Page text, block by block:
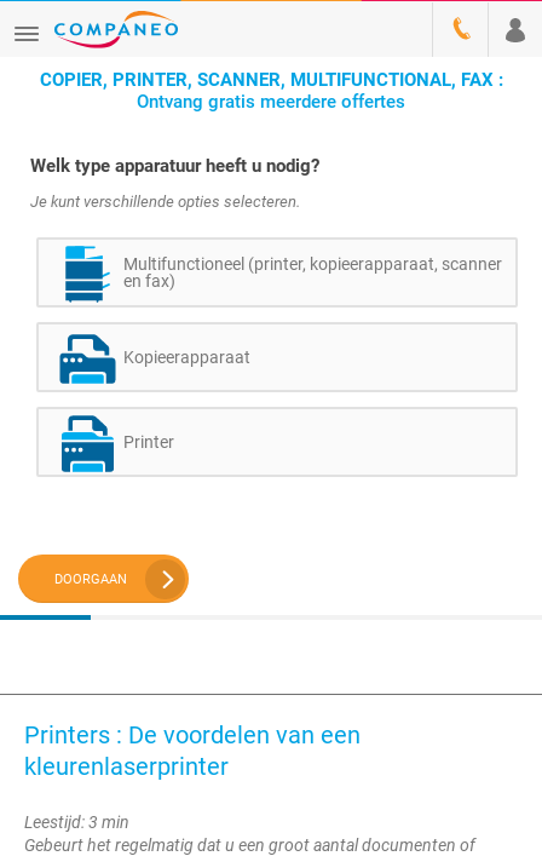
COPIER, PRINTER, SCANNER, MULTIFUNCTIONAL, FAX :
Ontvang gratis meerdere offertes
Welk type apparatuur heeft u nodig?
Je kunt verschillende opties selecteren.
Multifunctioneel (printer, kopieerapparaat, scanner
en fax)
Kopieerapparaat
Printer
DOORGAAN
Printers : De voordelen van een
kleurenlaserprinter
Leestijd: 3 min
Gebeurt het regelmatig dat u een groot aantal documenten of